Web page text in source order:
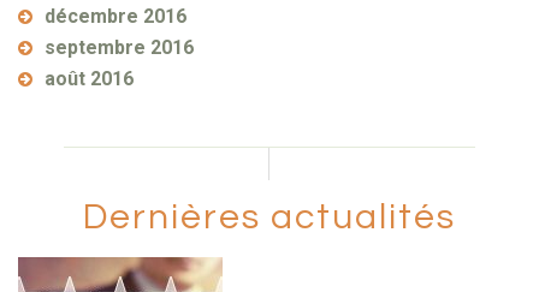
décembre 2016
septembre 2016
août 2016
Dernières actualités